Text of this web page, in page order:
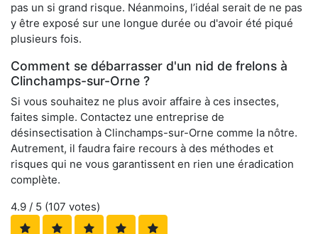
pas un si grand risque. Néanmoins, l’idéal serait de ne pas
y être exposé sur une longue durée ou d'avoir été piqué
plusieurs fois.
Comment se débarrasser d'un nid de frelons à
Clinchamps-sur-Orne ?
Si vous souhaitez ne plus avoir affaire à ces insectes,
faites simple. Contactez une entreprise de
désinsectisation à Clinchamps-sur-Orne comme la nôtre.
Autrement, il faudra faire recours à des méthodes et
risques qui ne vous garantissent en rien une éradication
complète.
4.9 / 5 (107 votes)